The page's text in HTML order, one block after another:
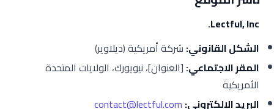
Lectful, Inc.
الشكل القانوني: شركة أمريكية (ديلاوير)
المقر الاجتماعي: [العنوان]، نيويورك، الولايات المتحدة
الأمريكية
البريد الإلكتروني: contact@lectful.com